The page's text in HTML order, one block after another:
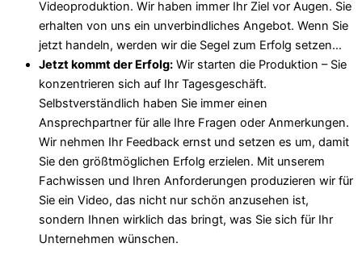
Videoproduktion. Wir haben immer Ihr Ziel vor Augen. Sie
erhalten von uns ein unverbindliches Angebot. Wenn Sie
jetzt handeln, werden wir die Segel zum Erfolg setzen…
Jetzt kommt der Erfolg: Wir starten die Produktion – Sie
konzentrieren sich auf Ihr Tagesgeschäft.
Selbstverständlich haben Sie immer einen
Ansprechpartner für alle Ihre Fragen oder Anmerkungen.
Wir nehmen Ihr Feedback ernst und setzen es um, damit
Sie den größtmöglichen Erfolg erzielen. Mit unserem
Fachwissen und Ihren Anforderungen produzieren wir für
Sie ein Video, das nicht nur schön anzusehen ist,
sondern Ihnen wirklich das bringt, was Sie sich für Ihr
Unternehmen wünschen.